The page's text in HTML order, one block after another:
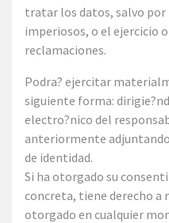
tratar los datos, salvo
imperiosos, o el ejercicio
reclamaciones.
Podra? ejercitar
siguiente forma:
electro?nico del
anteriormente
de identidad.
Si ha otorgado su
concreta, tiene derecho
otorgado en cualquier